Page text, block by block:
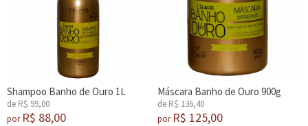
Shampoo Banho de Ouro 1L
de R$ 99,00
por R$ 88,00
Máscara Banho de Ouro 900g
de R$ 136,40
por R$ 125,00